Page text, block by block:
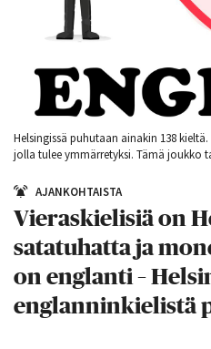
Helsingissä puhutaan ainakin 138
jolla tulee ymmärretyksi. Tämä joukko
AJANKOHTAISTA
Vieraskielisiä on
satatuhatta ja
on englanti –
englanninkielistä